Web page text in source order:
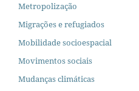
Metropolização
Migrações e refugiados
Mobilidade socioespacial
Movimentos sociais
Mudanças climáticas